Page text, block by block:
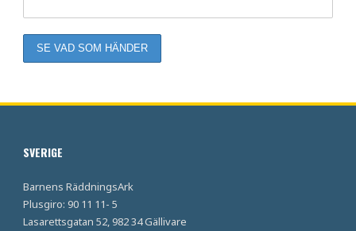
SVERIGE
Barnens RäddningsArk
Plusgiro: 90 11 11- 5
Lasarettsgatan 52, 982 34 Gällivare